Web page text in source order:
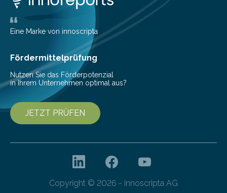
ihrem Online-Banking eine Multibanking-Funktion an,
mit der sich Konten bei anderen Banken…
Eine Marke von innoscripta
Fördermittelprüfung
Nutzen Sie das Förderpotenzial
in Ihrem Unternehmen optimal aus?
JETZT PRÜFEN
Copyright © 2026 - innoscripta AG